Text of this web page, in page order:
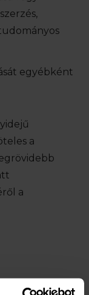
egyébként
a
a